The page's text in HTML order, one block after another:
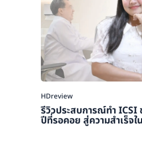
HDreview
รีวิวประสบการณ์ทำ
ปีที่รอคอย สู่ความสำเร็จใ